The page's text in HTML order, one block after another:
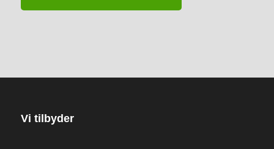
Vi tilbyder